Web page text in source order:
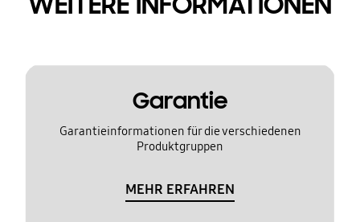
Garantie
Garantieinformationen für die verschiedenen
Produktgruppen
MEHR ERFAHREN